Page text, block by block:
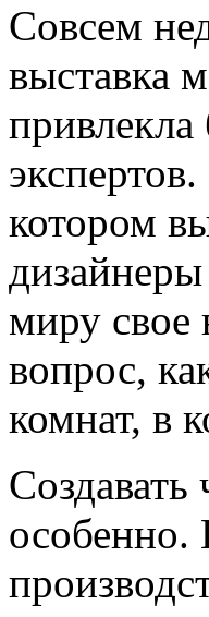
Совсем
выставка
котором
миру свое
вопрос,
комнат, в
особенно.